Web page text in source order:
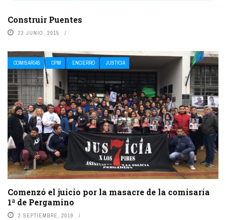
Construir Puentes
23 JUNIO, 2015
COMISARÍAS CPM ENCIERRO JUSTICIA
Comenzó el juicio por la masacre de la comisaría
1ª de Pergamino
2 SEPTIEMBRE, 2019